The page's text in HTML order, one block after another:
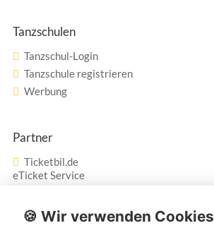
Tanzschulen
Tanzschul-Login
Tanzschule registrieren
Werbung
Partner
Ticketbil.de
eTicket Service
Vertrag widerrufen
🍪 Wir verwenden Cookies